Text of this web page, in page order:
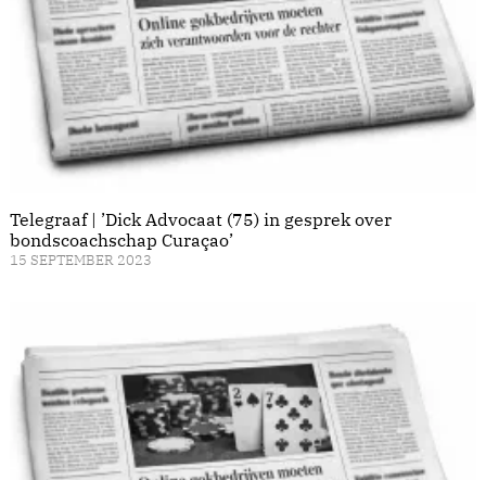
Telegraaf | ’Dick Advocaat (75) in gesprek over
bondscoachschap Curaçao’
15 SEPTEMBER 2023